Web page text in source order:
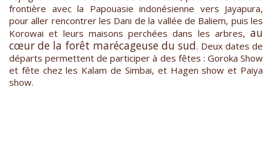
frontière avec la Papouasie indonésienne vers Jayapura,
pour aller rencontrer les Dani de la vallée de Baliem, puis les
Korowai et leurs maisons perchées dans les arbres, au
cœur de la forêt marécageusedu sud. Deux dates de
départs permettent de participer à des fêtes : Goroka Show
et fête chez les Kalam de Simbai, et Hagen show et Paiya
show.